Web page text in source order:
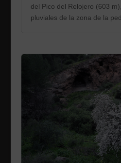
del Pico del Relojero (603
pluviales de la zona de la